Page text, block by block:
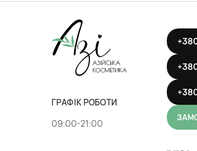
ГРАФІК РОБОТИ
09:00-21:00